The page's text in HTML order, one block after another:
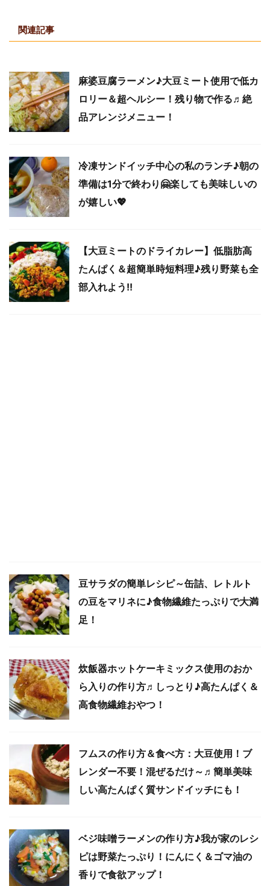
関連記事
麻婆豆腐ラーメン♪大豆ミート使用で低カ
ロリー＆超ヘルシー！残り物で作る♬絶
品アレンジメニュー！
冷凍サンドイッチ中心の私のランチ♪朝の
準備は1分で終わり🤗楽しても美味しいの
が嬉しい💖
【大豆ミートのドライカレー】低脂肪高
たんぱく＆超簡単時短料理♪残り野菜も全
部入れよう!!
豆サラダの簡単レシピ～缶詰、レトルト
の豆をマリネに♪食物繊維たっぷりで大満
足！
炊飯器ホットケーキミックス使用のおか
ら入りの作り方♬しっとり♪高たんぱく＆
高食物繊維おやつ！
フムスの作り方＆食べ方：大豆使用！ブ
レンダー不要！混ぜるだけ～♬簡単美味
しい高たんぱく質サンドイッチにも！
ベジ味噌ラーメンの作り方♪我が家のレシ
ピは野菜たっぷり！にんにく＆ゴマ油の
香りで食欲アップ！